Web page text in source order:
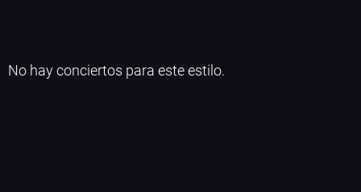
No hay conciertos para este estilo.